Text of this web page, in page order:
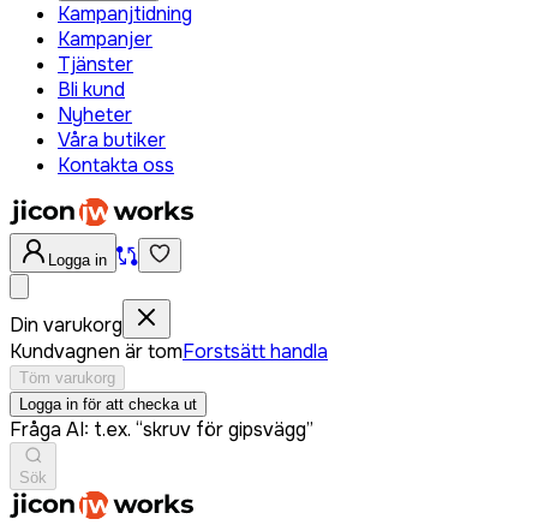
Kampanjtidning
Kampanjer
Tjänster
Bli kund
Nyheter
Våra butiker
Kontakta oss
Logga in
Din varukorg
Kundvagnen är tomForstsätt handla
Töm varukorg
Logga in för att checka ut
Fråga AI: t.ex. “skruv för gipsvägg”
Sök